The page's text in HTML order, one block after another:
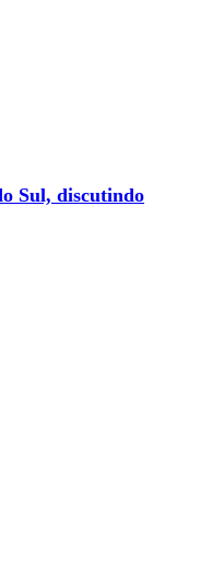
Sul, discutindo